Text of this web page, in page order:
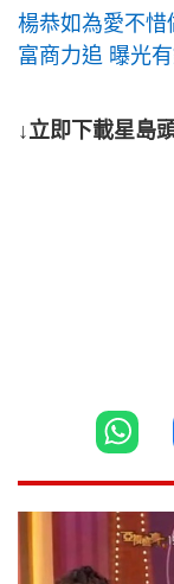
楊恭如為愛不
富商力追 曝光
↓立即下載星島